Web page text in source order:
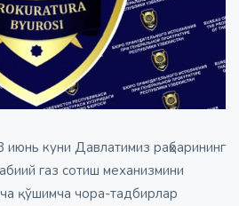
куни Давлатимиз раҳбарининг
газ сотиш механизмини
қўшимча чора-тадбирлар